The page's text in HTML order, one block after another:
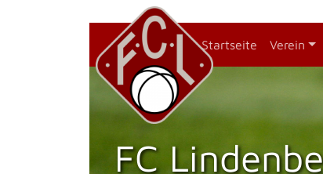
Startseite Verein
FC